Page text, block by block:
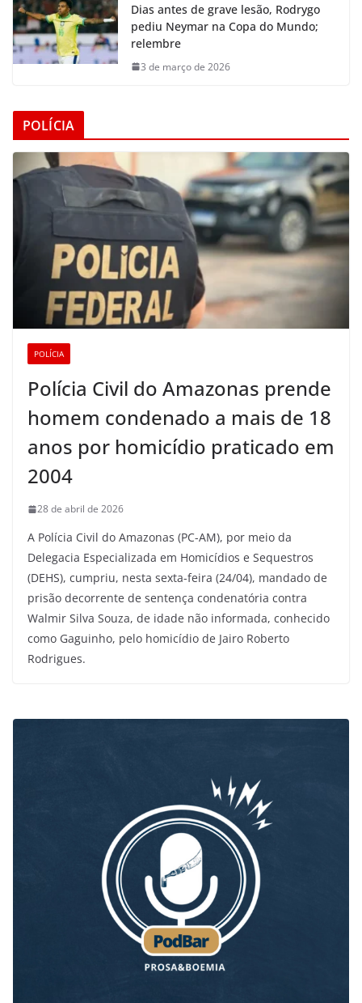
Dias antes de grave lesão, Rodrygo
pediu Neymar na Copa do Mundo;
relembre
3 de março de 2026
POLÍCIA
POLÍCIA
Polícia Civil do Amazonas prende
homem condenado a mais de 18
anos por homicídio praticado em
2004
28 de abril de 2026
A Polícia Civil do Amazonas (PC-AM), por meio da
Delegacia Especializada em Homicídios e Sequestros
(DEHS), cumpriu, nesta sexta-feira (24/04), mandado de
prisão decorrente de sentença condenatória contra
Walmir Silva Souza, de idade não informada, conhecido
como Gaguinho, pelo homicídio de Jairo Roberto
Rodrigues.